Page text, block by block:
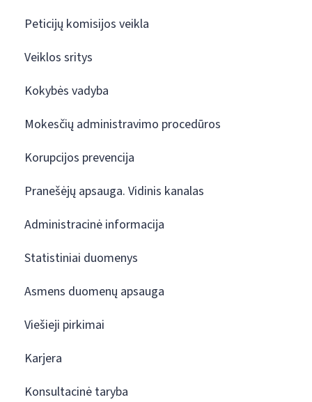
Peticijų komisijos veikla
Veiklos sritys
Kokybės vadyba
Mokesčių administravimo procedūros
Korupcijos prevencija
Pranešėjų apsauga. Vidinis kanalas
Administracinė informacija
Statistiniai duomenys
Asmens duomenų apsauga
Viešieji pirkimai
Karjera
Konsultacinė taryba